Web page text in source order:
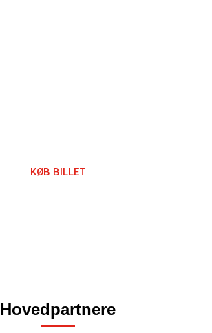
KØB BILLET
Hovedpartnere